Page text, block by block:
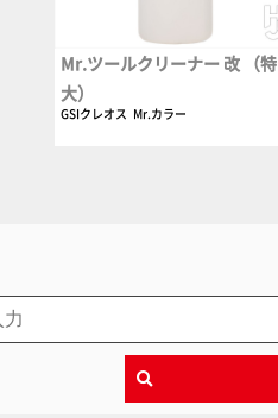
Mr.ツールクリーナー 改 （特
大）
GSIクレオス Mr.カラー